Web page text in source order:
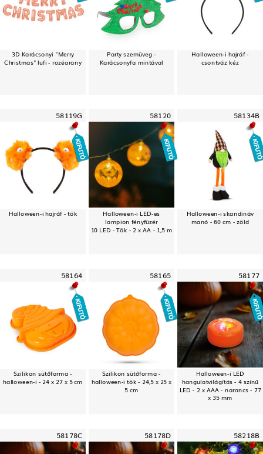
3D Karácsonyi "Merry
Christmas" lufi - rozéarany
Party szemüveg -
Karácsonyfa mintával
Halloween-i hajráf -
csontváz kéz
58119G
Halloween-i hajráf - tök
58120
Halloween-i LED-es
lampion fényfüzér
10 LED - Tök - 2 x AA - 1,5 m
58134B
Halloween-i skandináv
manó - 60 cm - zöld
58164
Szilikon sütőforma -
halloween-i - 24 x 27 x 5 cm
58165
Szilikon sütőforma -
halloween-i tök - 24,5 x 25 x
5 cm
58177
Halloween-i LED
hangulatvilágítás - 4 színű
LED - 2 x AAA - narancs - 77
x 35 mm
58178C 58178D 58218B